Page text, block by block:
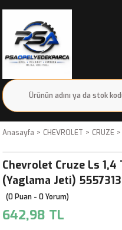
Anasayfa CHEVROLET CRUZE
Chevrolet Cruze Ls 1,4
(Yaglama Jeti)
(0 Puan - 0 Yorum)
642,98 TL